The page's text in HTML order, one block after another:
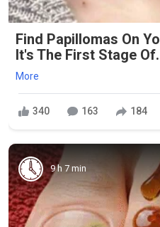
Find Papillomas On
It's The First Stage
More
340 163 184
9 h 7 min